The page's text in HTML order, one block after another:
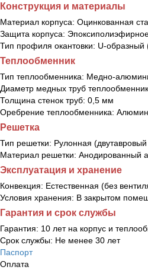
Конструкция и материалы
Материал корпуса: Оцинкованная
Защита корпуса:
Тип профиля окантовки: U-
Теплообменник
Тип теплообменника: Медно-
Диаметр медных труб
Толщина стенок труб: 0,5 мм
Оребрение теплообменника:
Решетка
Тип решетки: Рулонная
Материал решетки: Анодированный
Эксплуатация и хранение
Конвекция: Естественная (без
Условия хранения: В закрытом
Гарантия и срок службы
Гарантия: 10 лет на корпус и
Срок службы: Не менее 30 лет
Паспорт
Оплата